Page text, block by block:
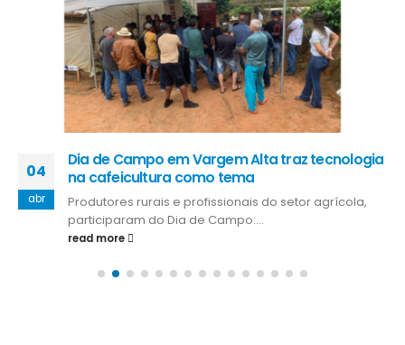
04
abr
Dia de Campo em Vargem Alta traz tecnologia
na cafeicultura como tema
Produtores rurais e profissionais do setor agrícola,
participaram do Dia de Campo:...
read more